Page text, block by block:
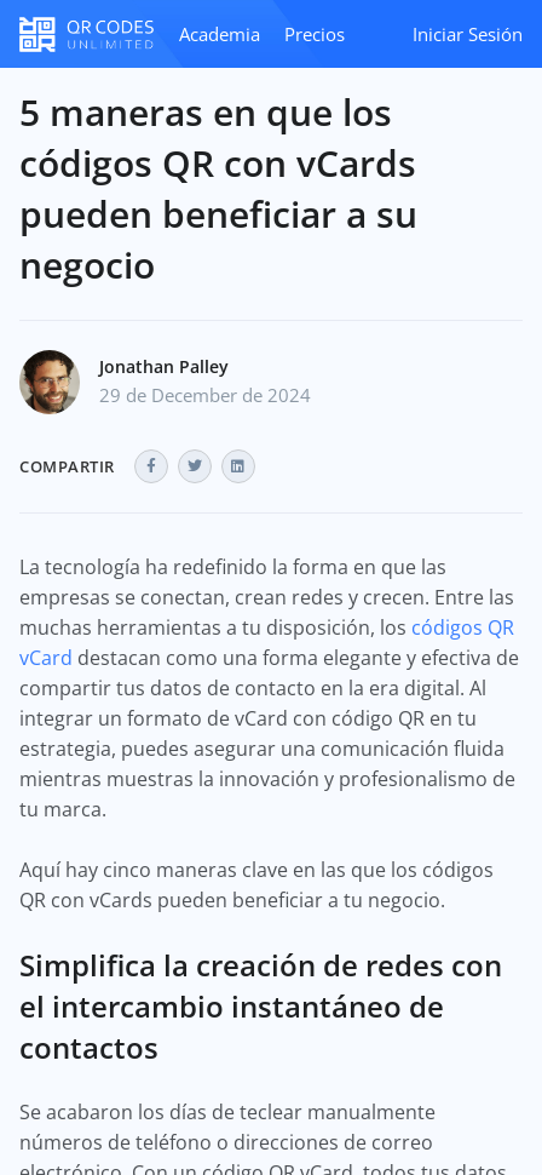
Academia Precios Iniciar Sesión
5 maneras en que los
códigos QR con vCards
pueden beneficiar a su
negocio
Jonathan Palley
29 de December de 2024
COMPARTIR
La tecnología ha redefinido la forma en que las
empresas se conectan, crean redes y crecen. Entre las
muchas herramientas a tu disposición, los códigos QR
vCard destacan como una forma elegante y efectiva de
compartir tus datos de contacto en la era digital. Al
integrar un formato de vCard con código QR en tu
estrategia, puedes asegurar una comunicación fluida
mientras muestras la innovación y profesionalismo de
tu marca.
Aquí hay cinco maneras clave en las que los códigos
QR con vCards pueden beneficiar a tu negocio.
Simplifica la creación de redes con
el intercambio instantáneo de
contactos
Se acabaron los días de teclear manualmente
números de teléfono o direcciones de correo